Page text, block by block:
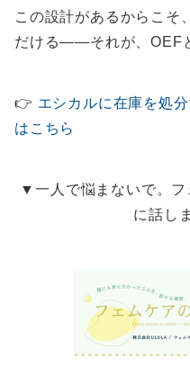
この設計があるからこそ
だける――それが、OEF
👉 エシカルに在庫を処
はこちら
▼一人で悩まないで。フ
に話し